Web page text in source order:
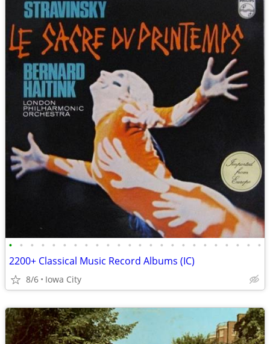
• • • • • • • • • • • • • • • • • • • • • • • •
2200+ Classical Music Record Albums (IC)
8/6 Iowa City